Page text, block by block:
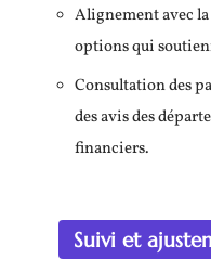
Alignement avec
options qui
Consultation des
des avis des
financiers.
Suivi et